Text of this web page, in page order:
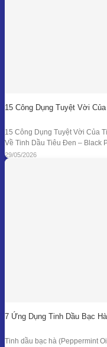
15 Công Dụng Tuyệt Vời
15 Công Dụng Tuyệt Vời Của
Về Tinh Dầu Tiêu Đen – Black
tinh dầu thiên nhiên được chiết
bằng phương pháp chưng cất
29/05/2026
7 Ứng Dụng Tinh Dầu Bạc
Tinh dầu bạc hà (Peppermint